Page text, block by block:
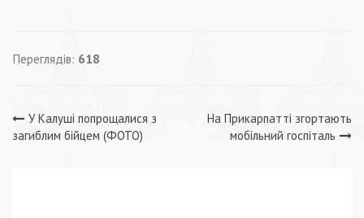
Переглядів: 618
Навігація
У Калуші попрощалися з
загиблим бійцем (ФОТО)
На Прикарпатті згортають
мобільний госпіталь